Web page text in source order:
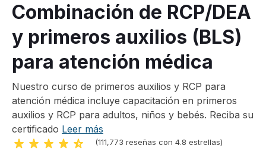
Combinación de RCP/DEA
y primeros auxilios (BLS)
para atención médica
Nuestro curso de primeros auxilios y RCP para
atención médica incluye capacitación en primeros
auxilios y RCP para adultos, niños y bebés. Reciba su
certificado Leer más
(111,773 reseñas con 4.8 estrellas)